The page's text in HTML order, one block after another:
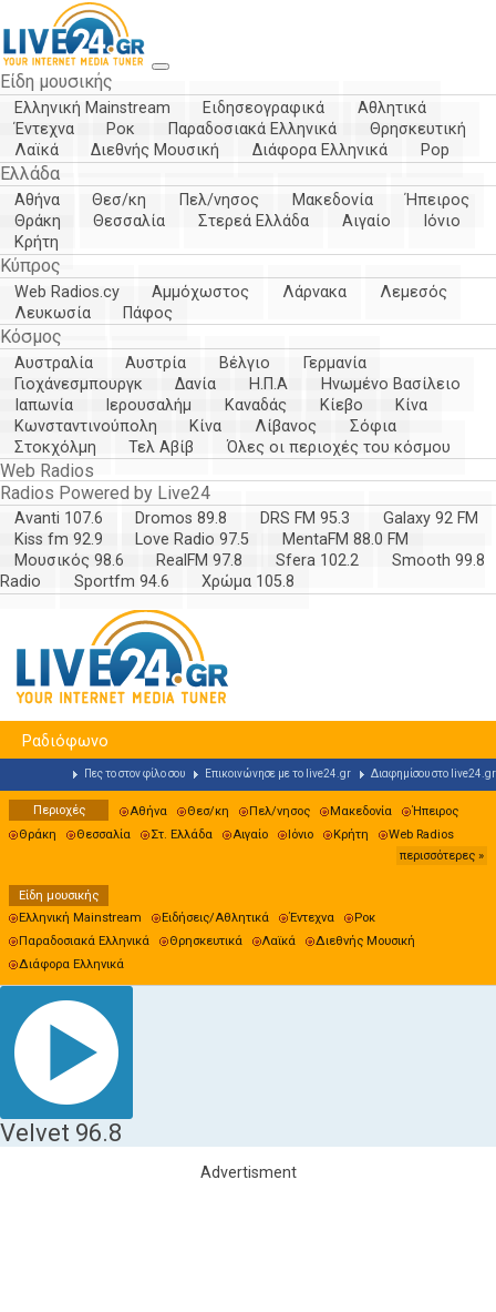
Είδη μουσικής
Ελληνική Mainstream Ειδησεογραφικά
Αθλητικά
Έντεχνα
Ροκ Παραδοσιακά Ελληνικά
Θρησκευτική
Λαϊκά
Διεθνής Μουσική Διάφορα Ελληνικά Pop
Ελλάδα
Αθήνα Θεσ/κη Πελ/νησος Μακεδονία
Ήπειρος
Θράκη
Θεσσαλία Στερεά Ελλάδα Αιγαίο
Ιόνιο
Κρήτη
Κύπρος
Web Radios.cy Αμμόχωστος Λάρνακα
Λεμεσός
Λευκωσία
Πάφος
Κόσμος
Αυστραλία Αυστρία Βέλγιο
Γερμανία
Γιοχάνεσμπουργκ
Δανία Η.Π.Α
Ηνωμένο Βασίλειο
Ιαπωνία
Ιερουσαλήμ Καναδάς Κίεβο
Κίνα
Κωνσταντινούπολη
Κίνα Λίβανος
Σόφια
Στοκχόλμη
Τελ Αβίβ Όλες οι περιοχές του κόσμου
Web Radios
Radios Powered by Live24
Avanti 107.6 Dromos 89.8 DRS FM 95.3
Galaxy 92 FM
Kiss fm 92.9
Love Radio 97.5
MentaFM 88.0 FM
Μουσικός 98.6
RealFM 97.8 Sfera 102.2
Smooth 99.8
Radio
Sportfm 94.6 Χρώμα 105.8
Ραδιόφωνο
Πες το στον φίλο σου Επικοινώνησε με το live24.gr Διαφημίσου στο live24.gr
Περιοχές Αθήνα Θεσ/κη Πελ/νησος Μακεδονία
Ήπειρος
Θράκη
Θεσσαλία Στ. Ελλάδα Αιγαίο Ιόνιο Κρήτη
Web Radios
περισσότερες »
Είδη μουσικής
Ελληνική Mainstream
Ειδήσεις/Αθλητικά Έντεχνα
Ροκ
Παραδοσιακά Ελληνικά
Θρησκευτικά Λαϊκά
Διεθνής Μουσική
Διάφορα Ελληνικά
Velvet 96.8
Advertisment